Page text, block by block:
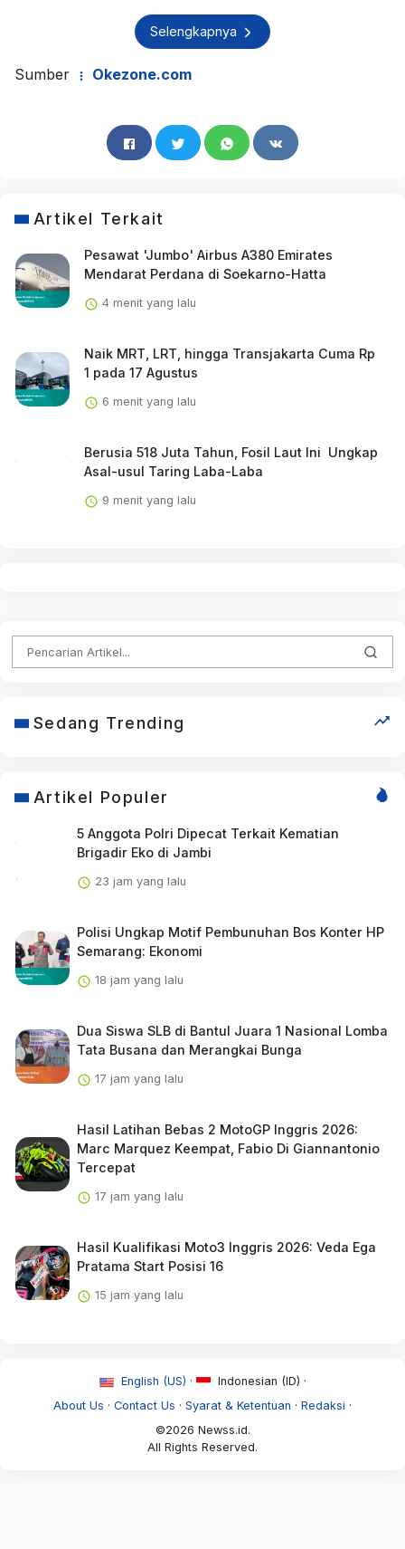
Selengkapnya
Sumber Okezone.com
Artikel Terkait
Pesawat 'Jumbo' Airbus A380 Emirates
Mendarat Perdana di Soekarno-Hatta
4 menit yang lalu
Naik MRT, LRT, hingga Transjakarta Cuma Rp
1 pada 17 Agustus
6 menit yang lalu
Berusia 518 Juta Tahun, Fosil Laut Ini Ungkap
Asal-usul Taring Laba-Laba
9 menit yang lalu
Sedang Trending
Artikel Populer
5 Anggota Polri Dipecat Terkait Kematian
Brigadir Eko di Jambi
23 jam yang lalu
Polisi Ungkap Motif Pembunuhan Bos Konter HP
Semarang: Ekonomi
18 jam yang lalu
Dua Siswa SLB di Bantul Juara 1 Nasional Lomba
Tata Busana dan Merangkai Bunga
17 jam yang lalu
Hasil Latihan Bebas 2 MotoGP Inggris 2026:
Marc Marquez Keempat, Fabio Di Giannantonio
Tercepat
17 jam yang lalu
Hasil Kualifikasi Moto3 Inggris 2026: Veda Ega
Pratama Start Posisi 16
15 jam yang lalu
English (US) ·
Indonesian (ID) ·
About Us · Contact Us · Syarat & Ketentuan · Redaksi ·
©2026 Newss.id.
All Rights Reserved.